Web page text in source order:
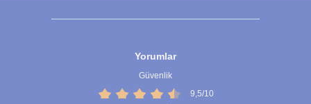
Yorumlar
Güvenlik
9,5/10